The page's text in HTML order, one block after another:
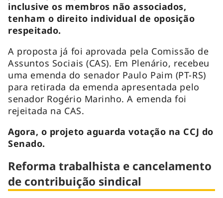
inclusive os membros não associados,
tenham o direito individual de oposição
respeitado.
A proposta já foi aprovada pela Comissão de
Assuntos Sociais (CAS). Em Plenário, recebeu
uma emenda do senador Paulo Paim (PT-RS)
para retirada da emenda apresentada pelo
senador Rogério Marinho. A emenda foi
rejeitada na CAS.
Agora, o projeto aguarda votação na CCJ do
Senado.
Reforma trabalhista e cancelamento
de contribuição sindical